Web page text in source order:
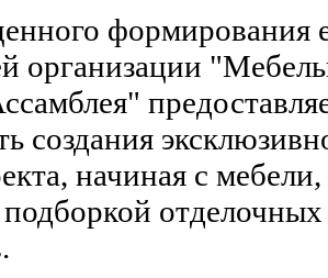
формирования
организации
создания
начиная с мебели,
подборкой отделочных